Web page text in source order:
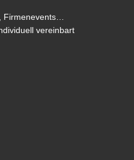
Firmenevents…
vereinbart